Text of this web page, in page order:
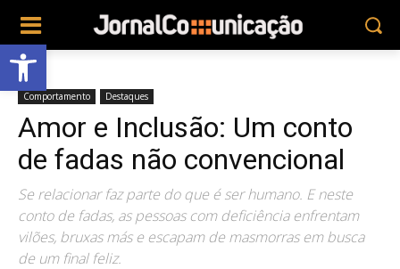
Abrir a barra de ferramentas
Comportamento Destaques
Amor e Inclusão: Um conto
de fadas não convencional
Se relacionar faz parte do que é ser humano. E neste
conto de fadas, as pessoas com deficiência enfrentam
vilões, bruxas más e escapam de masmorras em busca
de um final feliz.